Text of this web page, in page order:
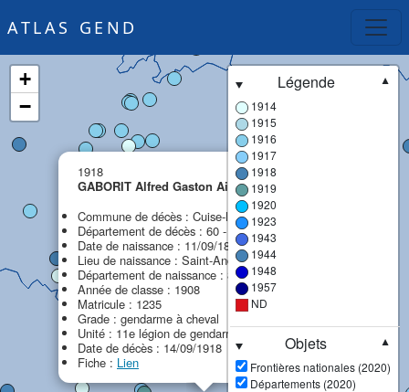
ATLAS GEND
1918
GABORIT Alfred Gaston Aimé Auguste
Commune de décès : Cuise-la-Motte
Département de décès : 60 - Oise
Date de naissance : 11/09/1888
Lieu de naissance : Saint-André-d'Ornay
Département de naissance : 85 - Vendée
Année de classe : 1908
Matricule : 1235
Grade : gendarme à cheval
Unité : 11e légion de gendarmerie (11e LG)
Date de décès : 14/09/1918
Fiche : Lien
+
−
Légende
▼
1914
1915
1916
1917
1918
1919
1920
1923
1943
1944
1948
1957
ND
Objets
▼
Frontières nationales (2020)
Départements (2020)